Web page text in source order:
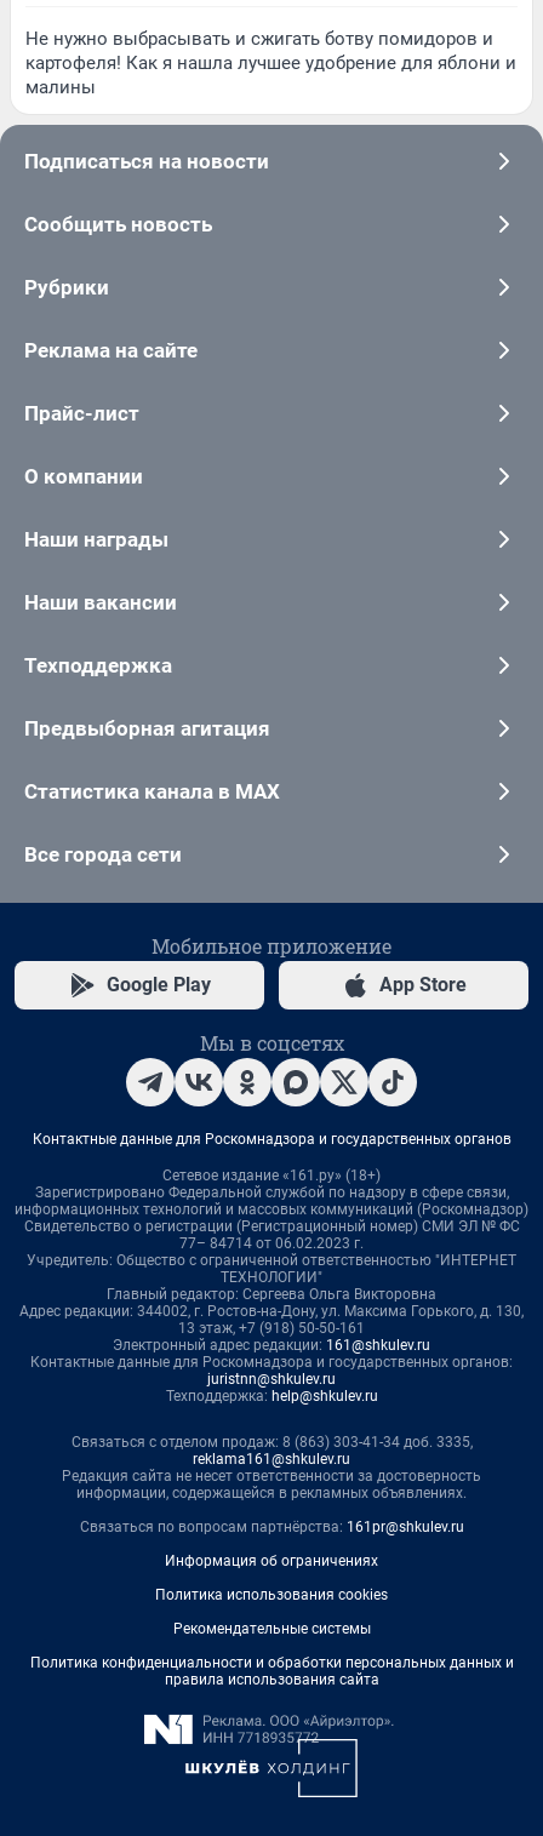
Не нужно выбрасывать и сжигать ботву помидоров и
картофеля! Как я нашла лучшее удобрение для яблони и
малины
Подписаться на новости
Сообщить новость
Рубрики
Реклама на сайте
Прайс-лист
О компании
Наши награды
Наши вакансии
Техподдержка
Предвыборная агитация
Статистика канала в MAX
Все города сети
Мобильное приложение
Google Play App Store
Мы в соцсетях
Контактные данные для Роскомнадзора и государственных органов
Сетевое издание «161.ру» (18+)
Зарегистрировано Федеральной службой по надзору в сфере связи,
информационных технологий и массовых коммуникаций (Роскомнадзор)
Свидетельство о регистрации (Регистрационный номер) СМИ ЭЛ № ФС
77– 84714 от 06.02.2023 г.
Учредитель: Общество с ограниченной ответственностью "ИНТЕРНЕТ
ТЕХНОЛОГИИ"
Главный редактор: Сергеева Ольга Викторовна
Адрес редакции: 344002, г. Ростов-на-Дону, ул. Максима Горького, д. 130,
13 этаж, +7 (918) 50-50-161
Электронный адрес редакции: 161@shkulev.ru
Контактные данные для Роскомнадзора и государственных органов:
juristnn@shkulev.ru
Техподдержка: help@shkulev.ru
Связаться с отделом продаж: 8 (863) 303-41-34 доб. 3335,
reklama161@shkulev.ru
Редакция сайта не несет ответственности за достоверность
информации, содержащейся в рекламных объявлениях.
Связаться по вопросам партнёрства: 161pr@shkulev.ru
Информация об ограничениях
Политика использования cookies
Рекомендательные системы
Политика конфиденциальности и обработки персональных данных и
правила использования сайта